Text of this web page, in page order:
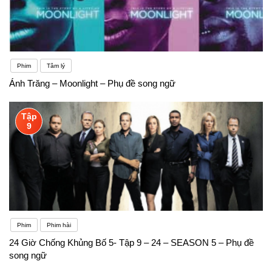
Phim Tâm lý
Ánh Trăng – Moonlight – Phụ đề song ngữ
Tập
9
Phim Phim hài
24 Giờ Chống Khủng Bố 5- Tập 9 – 24 – SEASON 5 – Phụ đề
song ngữ